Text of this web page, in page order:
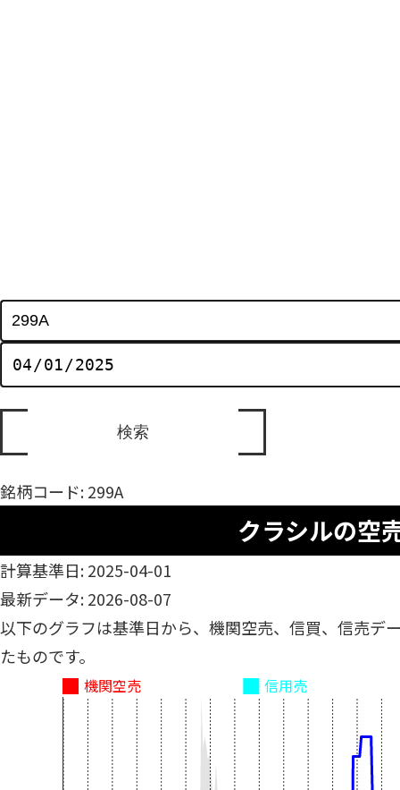
銘柄コード: 299A
クラシルの空
計算基準日: 2025-04-01
最新データ: 2026-08-07
以下のグラフは基準日から、機関空売、信買、信売デ
たものです。
機関空売 信用売